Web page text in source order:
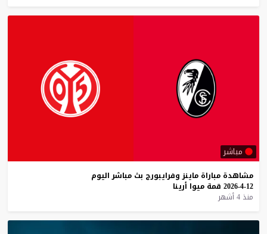
مباشر
مشاهدة مباراة ماينز وفرايبورج بث مباشر اليوم
12-4-2026
قمة ميوا أرينا
منذ 4 أشهر